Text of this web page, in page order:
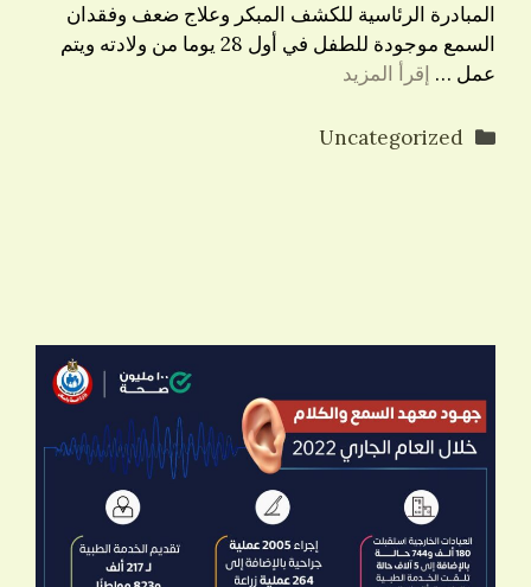
المبادرة الرئاسية للكشف المبكر وعلاج ضعف وفقدان
السمع موجودة للطفل في أول 28 يوما من ولادته ويتم
عمل … إقرأ المزيد
التصنيفات
Uncategorized